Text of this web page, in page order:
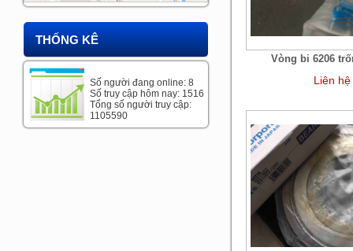
THỐNG KÊ
Số người đang online: 8
Số truy cập hôm nay: 1516
Tổng số người truy cập:
1105590
Vòng bi 6206
Liên hệ